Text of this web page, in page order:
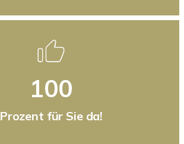
100
Prozent für Sie da!